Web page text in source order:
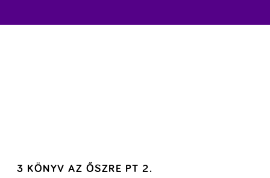
3 KÖNYV AZ ŐSZRE PT 2.